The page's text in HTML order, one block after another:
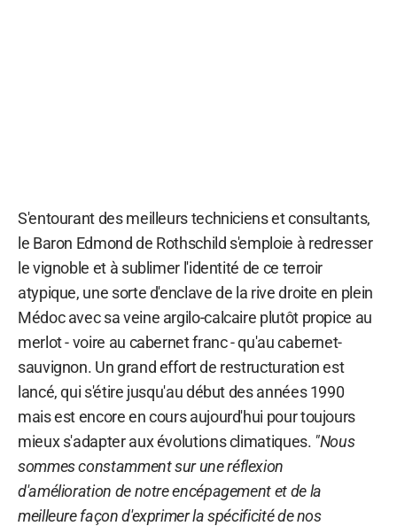
S'entourant des meilleurs techniciens et consultants,
le Baron Edmond de Rothschild s'emploie à redresser
le vignoble et à sublimer l'identité de ce terroir
atypique, une sorte d'enclave de la rive droite en plein
Médoc avec sa veine argilo-calcaire plutôt propice au
merlot - voire au cabernet franc - qu'au cabernet-
sauvignon. Un grand effort de restructuration est
lancé, qui s'étire jusqu'au début des années 1990
mais est encore en cours aujourd'hui pour toujours
mieux s'adapter aux évolutions climatiques. "Nous
sommes constamment sur une réflexion
d'amélioration de notre encépagement et de la
meilleure façon d'exprimer la spécificité de nos